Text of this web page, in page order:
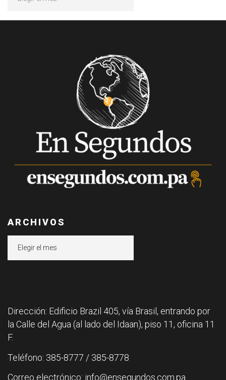
ARCHIVOS
Dirección: Edificio Brazil 405, vía Brasil, entrando por
la Calle del Agua (al lado del Idaan), piso 11, oficina 11
F.
Teléfono: 385-8777 / 385-8778
Correo electrónico: info@ensegundos.com.pa